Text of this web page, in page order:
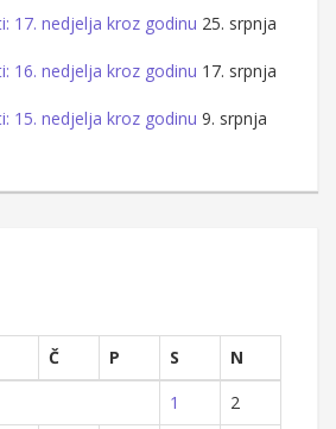
17. nedjelja kroz godinu 25. srpnja
16. nedjelja kroz godinu 17. srpnja
15. nedjelja kroz godinu 9. srpnja
Č P S
N
1
2